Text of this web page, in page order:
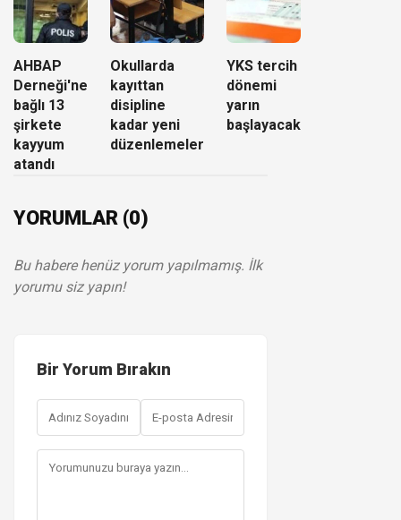
AHBAP
Derneği'ne
bağlı 13
şirkete
kayyum
atandı
Okullarda
kayıttan
disipline
kadar yeni
düzenlemeler
YKS tercih
dönemi
yarın
başlayacak
YORUMLAR (0)
Bu habere henüz yorum yapılmamış. İlk
yorumu siz yapın!
Bir Yorum Bırakın